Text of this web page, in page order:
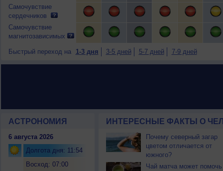
Самочувствие
сердечников
Самочувствие
магнитозависимых
Быстрый переход на 1-3 дня 3-5 дней 5-7 дней 7-9 дней
АСТРОНОМИЯ
6 августа 2026
Долгота дня: 11:54
Восход: 07:00
ИНТЕРЕСНЫЕ ФАКТЫ О
Почему северный загар
цветом отличается от
южного?
Чай матча может помочь